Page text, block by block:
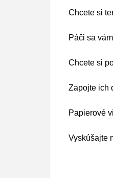
Chcete si
Páči sa
Chcete si
Zapojte ich
Papierové
Vyskúšajte